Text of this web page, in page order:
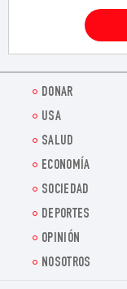
DONAR
USA
SALUD
ECONOMÍA
SOCIEDAD
DEPORTES
OPINIÓN
NOSOTROS